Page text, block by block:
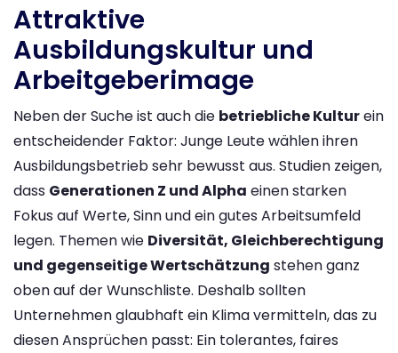
Attraktive
Ausbildungskultur und
Arbeitgeberimage
Neben der Suche ist auch die betriebliche Kulturein
entscheidender Faktor: Junge Leute wählen ihren
Ausbildungsbetrieb sehr bewusst aus. Studien zeigen,
dass Generationen Z und Alpha einen starken
Fokus auf Werte, Sinn und ein gutes Arbeitsumfeld
legen. Themen wie Diversität, Gleichberechtigung
und gegenseitige Wertschätzung stehen ganz
oben auf der Wunschliste​. Deshalb sollten
Unternehmen glaubhaft ein Klima vermitteln, das zu
diesen Ansprüchen passt: Ein tolerantes, faires